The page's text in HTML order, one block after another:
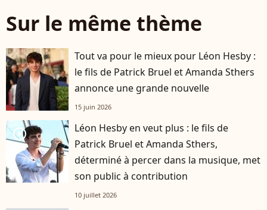
Sur le même thème
Tout va pour le mieux pour Léon Hesby :
le fils de Patrick Bruel et Amanda Sthers
annonce une grande nouvelle
15 juin 2026
player2
Léon Hesby en veut plus : le fils de
Patrick Bruel et Amanda Sthers,
déterminé à percer dans la musique, met
son public à contribution
10 juillet 2026